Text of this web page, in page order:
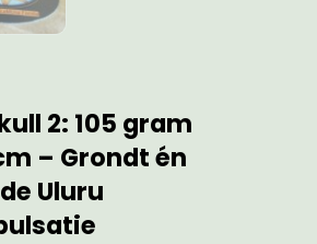
2: 105 gram
– Grondt én
Uluru